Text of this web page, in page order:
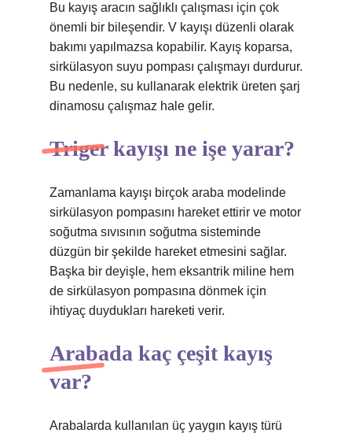
Bu kayış aracın sağlıklı çalışması için çok
önemli bir bileşendir. V kayışı düzenli olarak
bakımı yapılmazsa kopabilir. Kayış koparsa,
sirkülasyon suyu pompası çalışmayı durdurur.
Bu nedenle, su kullanarak elektrik üreten şarj
dinamosu çalışmaz hale gelir.
Triger kayışı ne işe yarar?
Zamanlama kayışı birçok araba modelinde
sirkülasyon pompasını hareket ettirir ve motor
soğutma sıvısının soğutma sisteminde
düzgün bir şekilde hareket etmesini sağlar.
Başka bir deyişle, hem eksantrik miline hem
de sirkülasyon pompasına dönmek için
ihtiyaç duydukları hareketi verir.
Arabada kaç çeşit kayış
var?
Arabalarda kullanılan üç yaygın kayış türü